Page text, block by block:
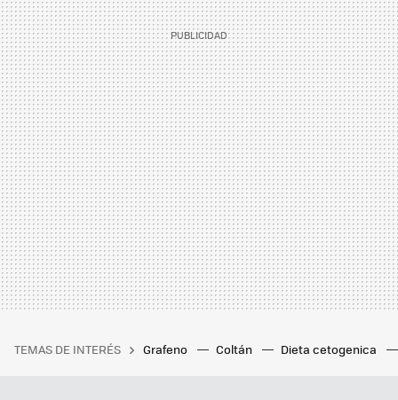
TEMAS DE INTERÉS Grafeno Coltán Dieta cetogenica